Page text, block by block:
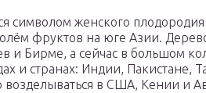
символом женского
фруктов на юге Азии.
и Бирме, а сейчас в большом
и странах: Индии, Пакистане,
в США, Кении и